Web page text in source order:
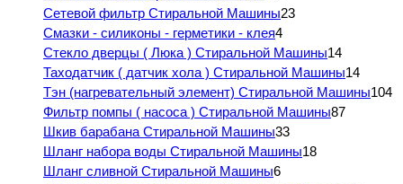
Сетевой фильтр Стиральной Машины23
Смазки - силиконы - герметики - клея4
Стекло дверцы ( Люка ) Стиральной Машины14
Таходатчик ( датчик хола ) Стиральной Машины14
Тэн (нагревательный элемент) Стиральной Машины104
Фильтр помпы ( насоса ) Стиральной Машины87
Шкив барабана Стиральной Машины33
Шланг набора воды Стиральной Машины18
Шланг сливной Стиральной Машины6